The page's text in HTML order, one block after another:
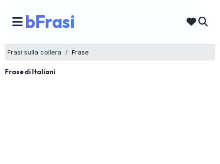
bFrasi
Frasi sulla collera Frase
Frase di Italiani